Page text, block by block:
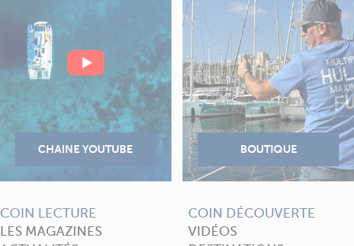
COIN LECTURE
LES MAGAZINES
COIN DÉCOUVERTE
VIDÉOS